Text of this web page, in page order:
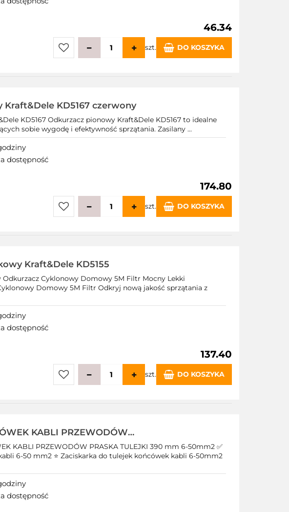
46.34
szt. DO KOSZYKA
KD5167 czerwony
KD5167 Odkurzacz pionowy Kraft&Dele KD5167 to idealne
sobie wygodę i efektywność sprzątania. Zasilany ...
dostępność
174.80
szt. DO KOSZYKA
Kraft&Dele KD5155
Cyklonowy Domowy 5M Filtr Mocny Lekki
Domowy 5M Filtr Odkryj nową jakość sprzątania z
dostępność
137.40
szt. DO KOSZYKA
KABLI PRZEWODÓW
mm 6-50mm2 PRO
KABLI PRZEWODÓW PRASKA TULEJKI 390 mm 6-50mm2 ✅
6-50 mm2 ⭐ Zaciskarka do tulejek końcówek kabli 6-50mm2
dostępność